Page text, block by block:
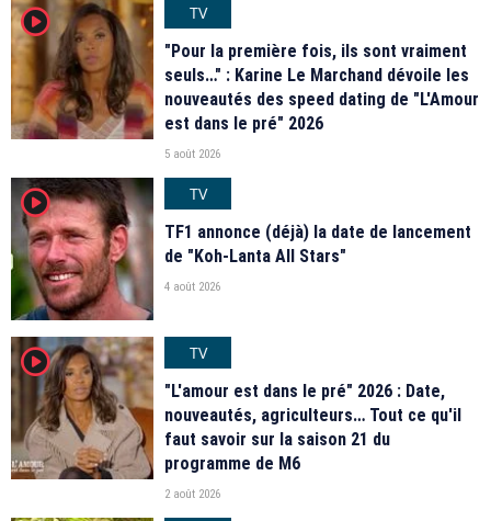
player2
TV
"Pour la première fois, ils sont vraiment
seuls…" : Karine Le Marchand dévoile les
nouveautés des speed dating de "L'Amour
est dans le pré" 2026
5 août 2026
player2
TV
TF1 annonce (déjà) la date de lancement
de "Koh-Lanta All Stars"
4 août 2026
player2
TV
"L'amour est dans le pré" 2026 : Date,
nouveautés, agriculteurs… Tout ce qu'il
faut savoir sur la saison 21 du
programme de M6
2 août 2026